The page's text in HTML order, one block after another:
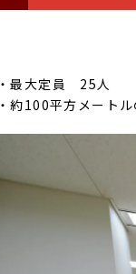
・最大定員 25人
・約100平方メート